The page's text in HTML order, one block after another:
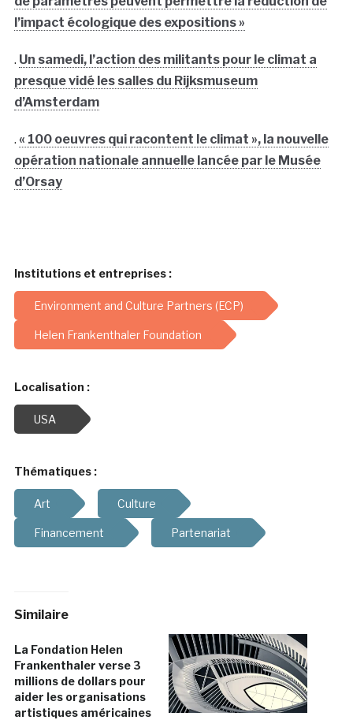
l’impact écologique des expositions »
. Un samedi, l’action des militants pour le climat a
presque vidé les salles du Rijksmuseum
d’Amsterdam
. « 100 oeuvres qui racontent le climat », la nouvelle
opération nationale annuelle lancée par le Musée
d’Orsay
Institutions et entreprises :
Environment and Culture Partners (ECP)
Helen Frankenthaler Foundation
Localisation :
USA
Thématiques :
Art Culture
Financement Partenariat
Similaire
La Fondation Helen
Frankenthaler verse 3
millions de dollars pour
aider les organisations
artistiques américaines